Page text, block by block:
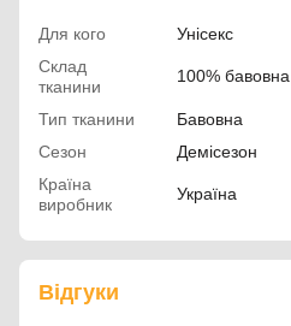
Для кого
Унісекс
Склад
тканини
100% бавовна
Тип тканини
Бавовна
Сезон
Демісезон
Країна
виробник
Україна
Відгуки